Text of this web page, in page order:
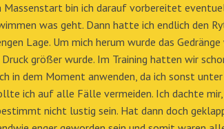
bin ich darauf vorbereitet
was geht. Dann hatte ich endlich den
Lage. Um mich herum wurde das
größer wurde. Im Training hatten wir
in dem Moment anwenden, da ich sonst
ich auf alle Fälle vermeiden. Ich dachte
nicht lustig sein. Hat dann doch